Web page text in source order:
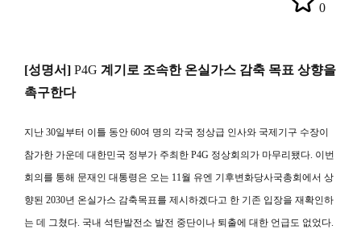
0
[성명서] P4G 계기로 조속한 온실가스 감축 목표 상향을
촉구한다
지난 30일부터 이틀 동안 60여 명의 각국 정상급 인사와 국제기구 수장이
참가한 가운데 대한민국 정부가 주최한 P4G 정상회의가 마무리됐다. 이번
회의를 통해 문재인 대통령은 오는 11월 유엔 기후변화당사국총회에서 상
향된 2030년 온실가스 감축목표를 제시하겠다고 한 기존 입장을 재확인하
는 데 그쳤다. 국내 석탄발전소 발전 중단이나 퇴출에 대한 언급도 없었다.